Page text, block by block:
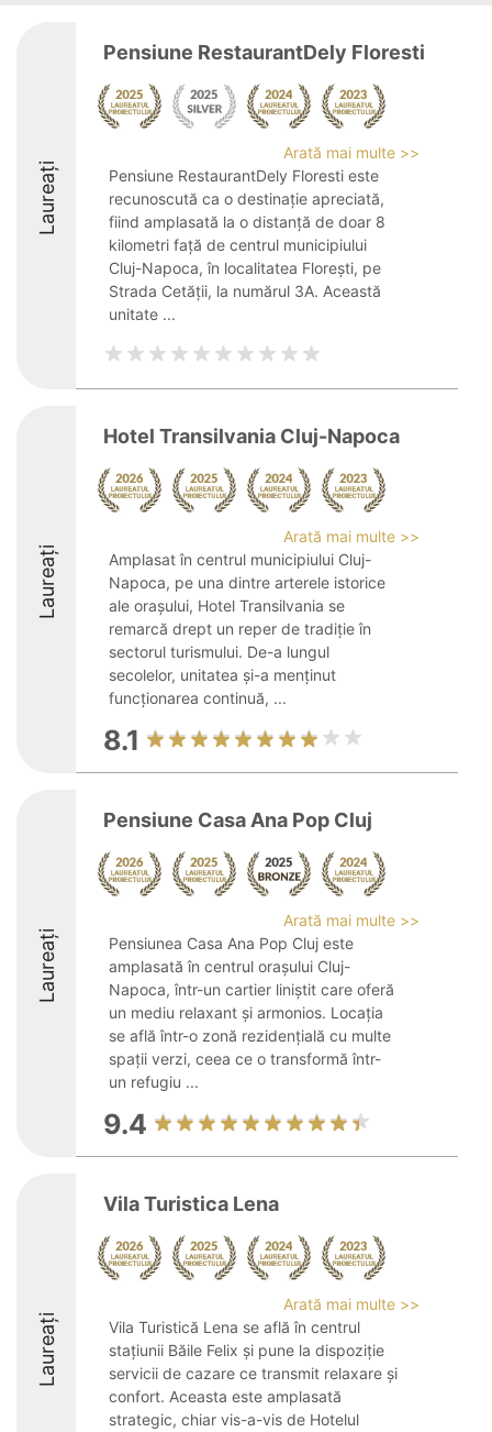
Laureați
Pensiune RestaurantDely Floresti
Arată mai multe >>
Pensiune RestaurantDely Floresti este
recunoscută ca o destinație apreciată,
fiind amplasată la o distanță de doar 8
kilometri față de centrul municipiului
Cluj-Napoca, în localitatea Florești, pe
Strada Cetății, la numărul 3A. Această
unitate ...
Laureați
Hotel Transilvania Cluj-Napoca
Arată mai multe >>
Amplasat în centrul municipiului Cluj-
Napoca, pe una dintre arterele istorice
ale orașului, Hotel Transilvania se
remarcă drept un reper de tradiție în
sectorul turismului. De-a lungul
secolelor, unitatea și-a menținut
funcționarea continuă, ...
8.1
Laureați
Pensiune Casa Ana Pop Cluj
Arată mai multe >>
Pensiunea Casa Ana Pop Cluj este
amplasată în centrul orașului Cluj-
Napoca, într-un cartier liniștit care oferă
un mediu relaxant și armonios. Locația
se află într-o zonă rezidențială cu multe
spații verzi, ceea ce o transformă într-
un refugiu ...
9.4
Laureați
Vila Turistica Lena
Arată mai multe >>
Vila Turistică Lena se află în centrul
stațiunii Băile Felix și pune la dispoziție
servicii de cazare ce transmit relaxare și
confort. Aceasta este amplasată
strategic, chiar vis-a-vis de Hotelul